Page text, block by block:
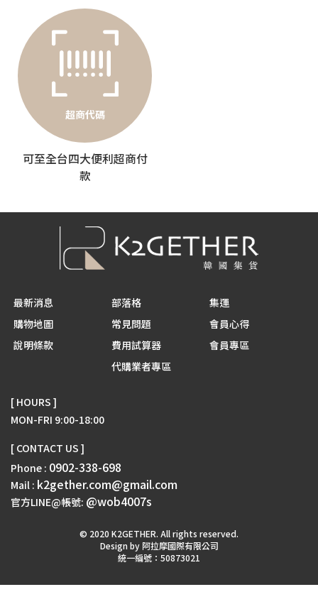
超商代碼
可至全台四大便利超商付
款
最新消息 部落格
集運
購物地圖
常見問題
會員心得
說明條款
費用試算器
會員專區
代購業者專區
[ HOURS ]
MON-FRI 9:00-18:00
[ CONTACT US ]
Phone : 0902-338-698
Mail : k2gether.com@gmail.com
官方LINE@帳號: @wob4007s
© 2020 K2GETHER. All rights reserved.
Design by 阿拉摩國際有限公司
統一編號：50873021